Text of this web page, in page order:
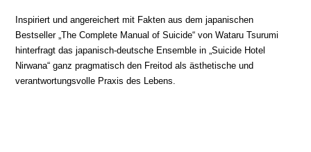
Inspiriert und angereichert mit Fakten aus dem japanischen
Bestseller „The Complete Manual of Suicide“ von Wataru Tsurumi
hinterfragt das japanisch-deutsche Ensemble in „Suicide Hotel
Nirwana“ ganz pragmatisch den Freitod als ästhetische und
verantwortungsvolle Praxis des Lebens.